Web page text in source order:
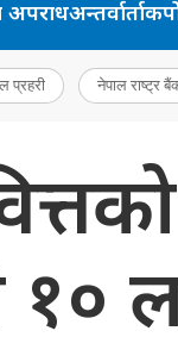
अपराधअन्तर्वार्ता
प्रहरी नेपाल राष्ट्र
१०